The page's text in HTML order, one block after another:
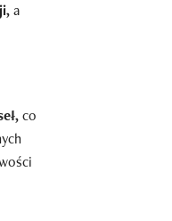
a
co